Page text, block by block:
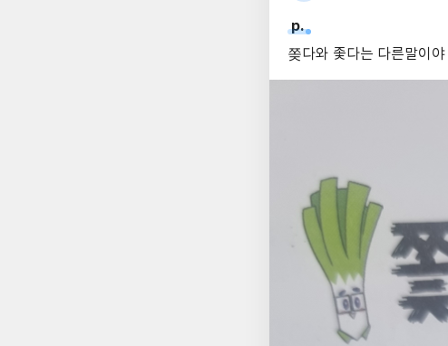
p.
쫒다와 좇다는 다른말이야